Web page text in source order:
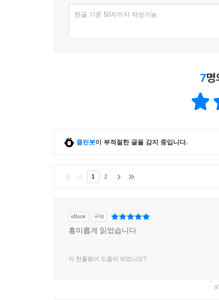
한글 기준 50자까지 작성가능
7
클린봇이 부적절한 글을 감지 중입니다.
1 2
eBook 구매
흥미롭게 읽었습니다
이 한줄평이 도움이 되었나요?